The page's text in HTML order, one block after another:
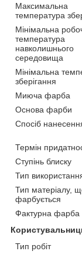
Максимальна
температура
Мінімальна
температура
навколишнього
середовища
Мінімальна
зберігання
Миюча фарба
Основа фарби
Спосіб
Термін
Ступінь блиску
Тип
Тип матеріалу,
фарбується
Фактурна фарба
Тип робіт